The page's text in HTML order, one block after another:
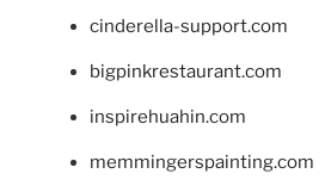
cinderella-support.com
bigpinkrestaurant.com
inspirehuahin.com
memmingerspainting.com